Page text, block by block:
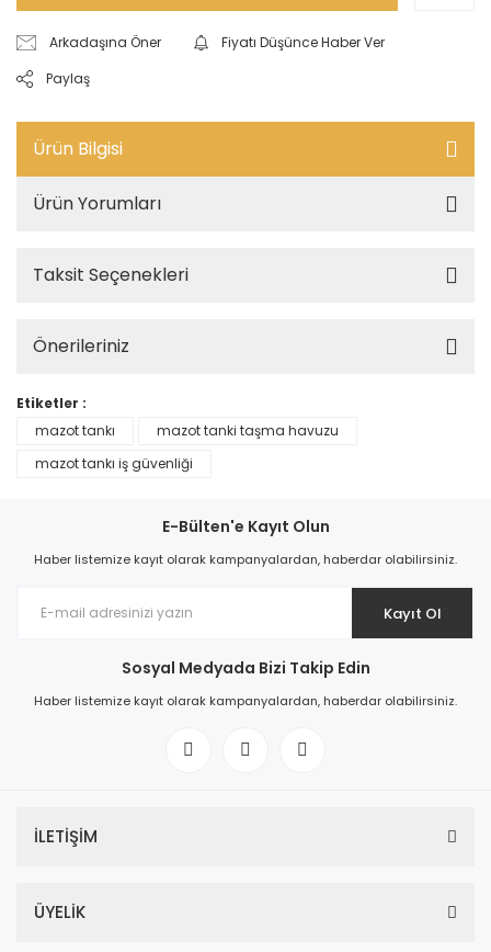
Arkadaşına Öner
Fiyatı Düşünce Haber Ver
Paylaş
Ürün Bilgisi
Ürün Yorumları
Taksit Seçenekleri
Önerileriniz
Etiketler :
mazot tankı
mazot tanki taşma havuzu
mazot tankı iş güvenliği
E-Bülten'e Kayıt Olun
Haber listemize kayıt olarak kampanyalardan, haberdar olabilirsiniz.
Kayıt Ol
Sosyal Medyada Bizi Takip Edin
Haber listemize kayıt olarak kampanyalardan, haberdar olabilirsiniz.
İLETİŞİM
ÜYELİK